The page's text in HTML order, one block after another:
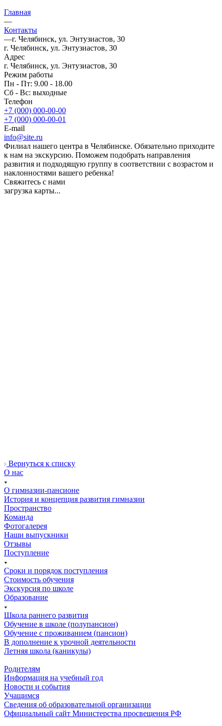
Главная
—
Контакты
—г. Челябинск, ул. Энтузиастов, 30
г. Челябинск, ул. Энтузиастов, 30
Адрес
г. Челябинск, ул. Энтузиастов, 30
Режим работы
Пн - Пт: 9.00 - 18.00
Сб - Вс: выходные
Телефон
+7 (000) 000-00-00
+7 (000) 000-00-01
E-mail
info@site.ru
Филиал нашего центра в Челябинске. Обязательно приходите
к нам на экскурсию. Поможем подобрать направления
развития и подходящую группу в соответствии с возрастом и
наклонностями вашего ребенка!
Свяжитесь с нами
загрузка карты...
Вернуться к списку
О нас
О гимназии-пансионе
История и концепция развития гимназии
Пространство
Команда
Фотогалерея
Наши выпускники
Отзывы
Поступление
Сроки и порядок поступления
Стоимость обучения
Экскурсия по школе
Образование
Школа раннего развития
Обучение в школе (полупансион)
Обучение с проживанием (пансион)
В дополнение к урочной деятельности
Летняя школа (каникулы)
Родителям
Информация на учебный год
Новости и события
Учащимся
Сведения об образовательной организации
Официальный сайт Министерства просвещения РФ